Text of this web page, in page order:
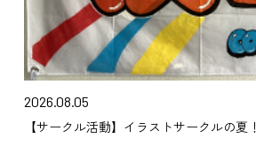
2026.08.05
【サークル活動】イラストサークルの夏！